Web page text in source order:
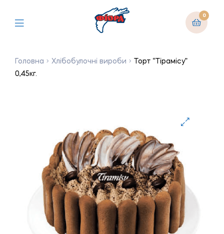
0
Головна Хлібобулочні вироби
Торт “Тірамісу”
0,45кг.